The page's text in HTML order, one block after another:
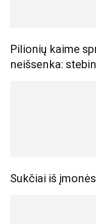
Pilionių kaime
neišsenka:
Sukčiai iš